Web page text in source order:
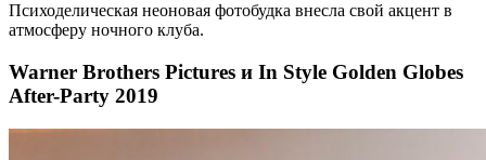
Психоделическая неоновая фотобудка внесла свой акцент в
атмосферу ночного клуба.
Warner Brothers Pictures и In Style Golden Globes
After-Party 2019